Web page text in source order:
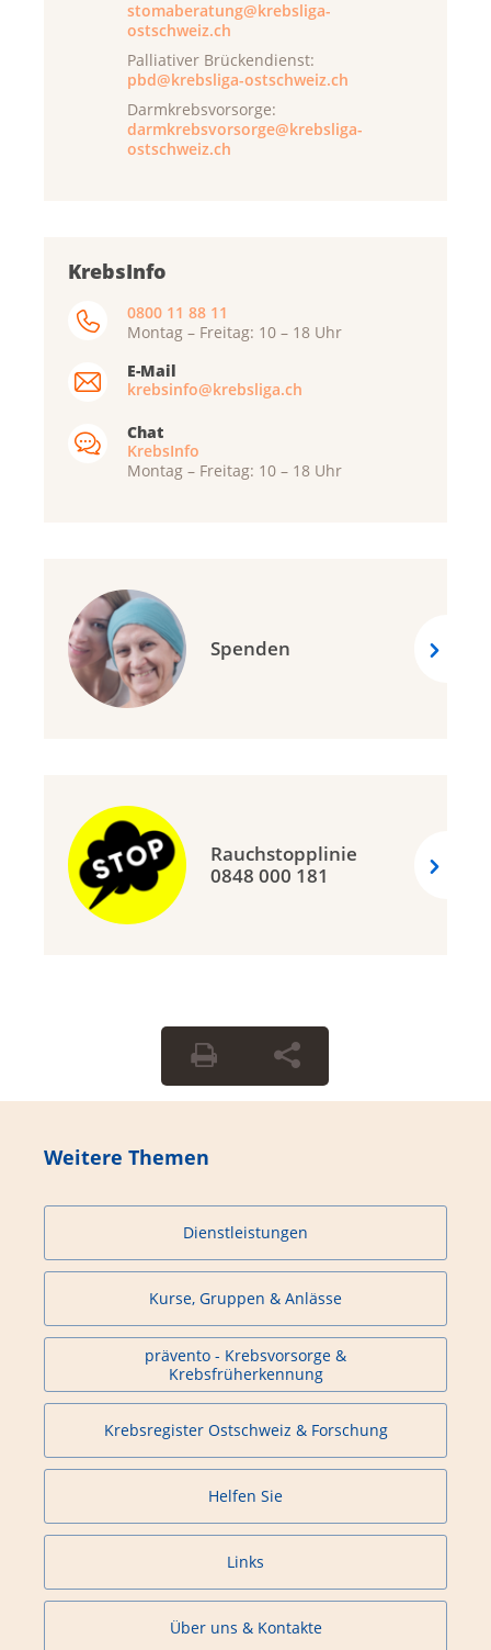
stomaberatung@krebsliga-
ostschweiz.ch
Palliativer Brückendienst:
pbd@krebsliga-ostschweiz.ch
Darmkrebsvorsorge:
darmkrebsvorsorge@krebsliga-
ostschweiz.ch
KrebsInfo
0800 11 88 11
Montag – Freitag: 10 – 18 Uhr
E-Mail
krebsinfo@krebsliga.ch
Chat
KrebsInfo
Montag – Freitag: 10 – 18 Uhr
Spenden
Rauchstopplinie
0848 000 181
Weitere Themen
Dienstleistungen
Kurse, Gruppen & Anlässe
prävento - Krebsvorsorge &
Krebsfrüherkennung
Krebsregister Ostschweiz & Forschung
Helfen Sie
Links
Über uns & Kontakte